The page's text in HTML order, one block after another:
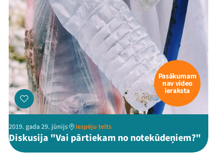
Pasākumam
nav video
ieraksta
2019. gada 29. jūnijs Iespēju telts
Diskusija "Vai pārtiekam no notekūdeņiem?"